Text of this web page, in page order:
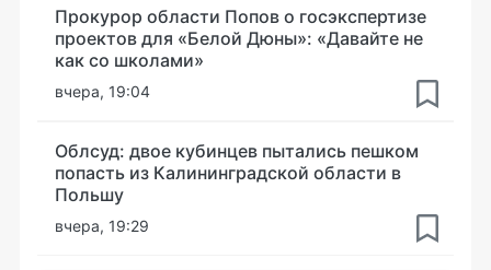
Прокурор области Попов о госэкспертизе
проектов для «Белой Дюны»: «Давайте не
как со школами»
вчера, 19:04
Облсуд: двое кубинцев пытались пешком
попасть из Калининградской области в
Польшу
вчера, 19:29